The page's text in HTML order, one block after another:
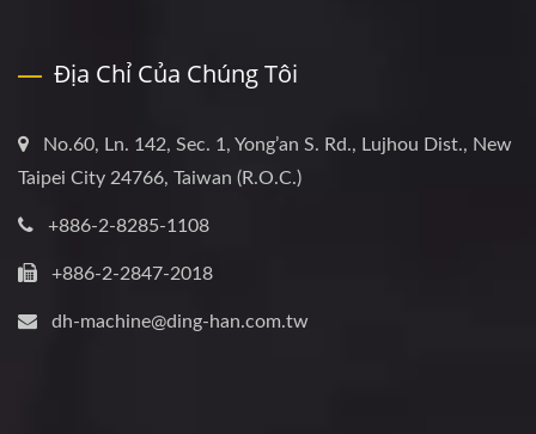
Địa Chỉ Của Chúng Tôi
No.60, Ln. 142, Sec. 1, Yong’an S. Rd., Lujhou Dist., New
Taipei City 24766, Taiwan (R.O.C.)
+886-2-8285-1108
+886-2-2847-2018
dh-machine@ding-han.com.tw